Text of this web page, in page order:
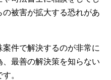
被害が拡大する恐れがあ
件で解決するのが非常に
最善の解決策を知らない
。